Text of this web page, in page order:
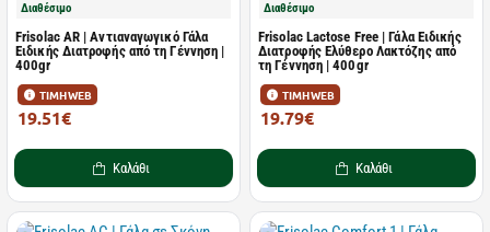
Διαθέσιμο
Frisolac AR | Αντιαναγωγικό Γάλα
Ειδικής Διατροφής από τη Γέννηση |
400gr
ΤΙΜΗ WEB
19.51€
Καλάθι
Διαθέσιμο
Frisolac Lactose Free | Γάλα Ειδικής
Διατροφής Ελύθερο Λακτόζης από
τη Γέννηση | 400gr
ΤΙΜΗ WEB
19.79€
Καλάθι